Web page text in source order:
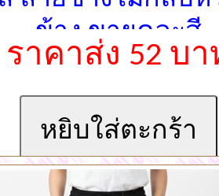
ข้าง ขายคละสี
ราคาส่ง 52 บา